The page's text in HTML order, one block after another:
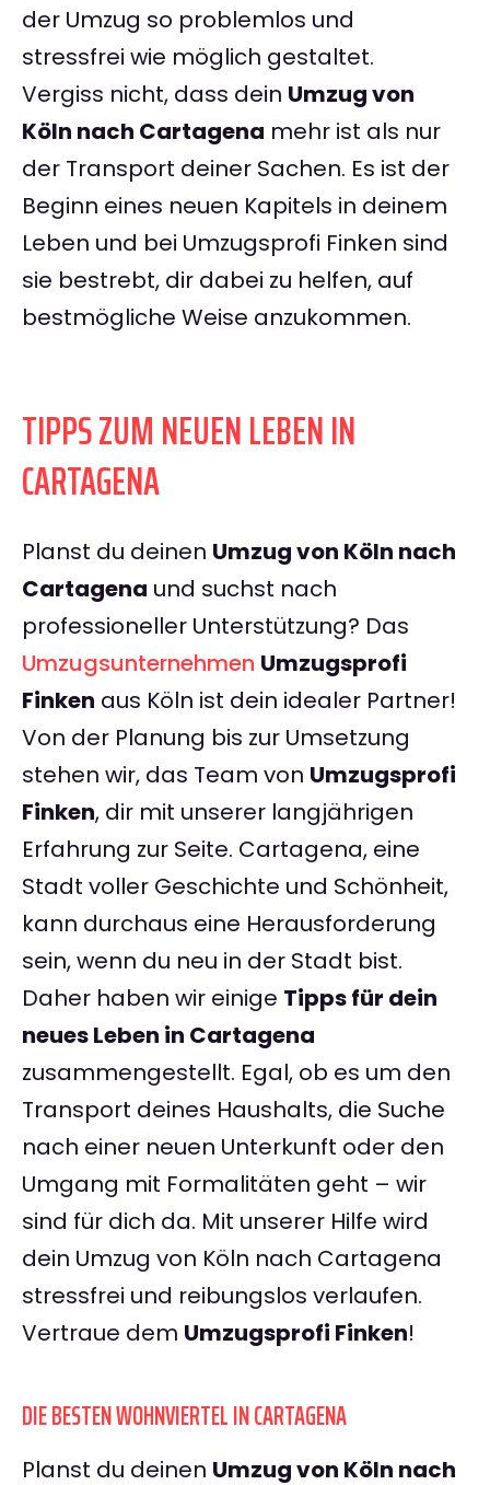
der Umzug so problemlos und
stressfrei wie möglich gestaltet.
Vergiss nicht, dass dein Umzug von
Köln nach Cartagena mehr ist als nur
der Transport deiner Sachen. Es ist der
Beginn eines neuen Kapitels in deinem
Leben und bei Umzugsprofi Finken sind
sie bestrebt, dir dabei zu helfen, auf
bestmögliche Weise anzukommen.
TIPPS ZUM NEUEN LEBEN IN
CARTAGENA
Planst du deinen Umzug von Köln nach
Cartagena und suchst nach
professioneller Unterstützung? Das
Umzugsunternehmen Umzugsprofi
Finken aus Köln ist dein idealer Partner!
Von der Planung bis zur Umsetzung
stehen wir, das Team von Umzugsprofi
Finken, dir mit unserer langjährigen
Erfahrung zur Seite. Cartagena, eine
Stadt voller Geschichte und Schönheit,
kann durchaus eine Herausforderung
sein, wenn du neu in der Stadt bist.
Daher haben wir einige Tipps für dein
neues Leben in Cartagena
zusammengestellt. Egal, ob es um den
Transport deines Haushalts, die Suche
nach einer neuen Unterkunft oder den
Umgang mit Formalitäten geht – wir
sind für dich da. Mit unserer Hilfe wird
dein Umzug von Köln nach Cartagena
stressfrei und reibungslos verlaufen.
Vertraue dem Umzugsprofi Finken!
DIE BESTEN WOHNVIERTEL IN CARTAGENA
Planst du deinen Umzug von Köln nach